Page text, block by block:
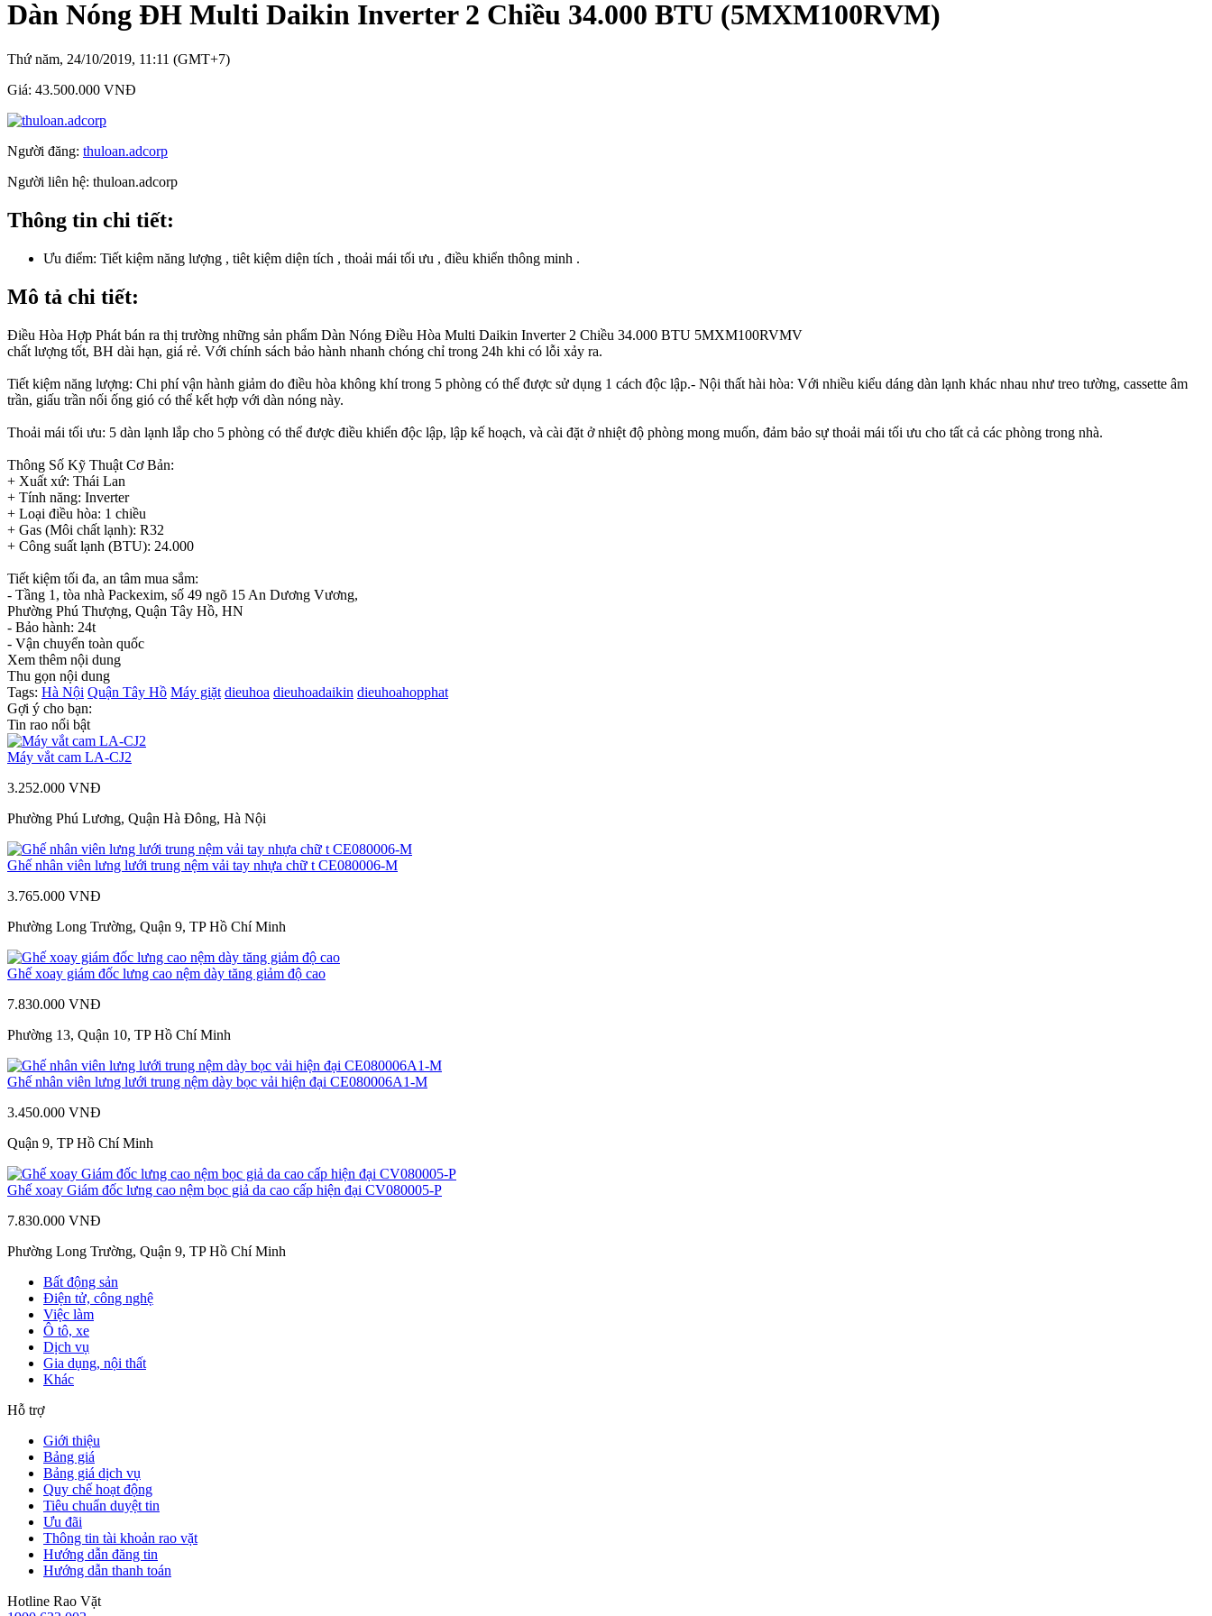
Dàn Nóng ĐH Multi Daikin Inverter 2 Chiều 34.000 BTU (5MXM100RVM)
Thứ năm, 24/10/2019, 11:11 (GMT+7)
Giá: 43.500.000 VNĐ
Người đăng: thuloan.adcorp
Người liên hệ: thuloan.adcorp
Thông tin chi tiết:
Ưu điểm: Tiết kiệm năng lượng , tiêt kiệm diện tích , thoải mái tối ưu , điều khiển thông minh .
Mô tả chi tiết:
Điều Hòa Hợp Phát bán ra thị trường những sản phẩm Dàn Nóng Điều Hòa Multi Daikin Inverter 2 Chiều 34.000 BTU 5MXM100RVMV
chất lượng tốt, BH dài hạn, giá rẻ. Với chính sách bảo hành nhanh chóng chỉ trong 24h khi có lỗi xảy ra.
Tiết kiệm năng lượng: Chi phí vận hành giảm do điều hòa không khí trong 5 phòng có thể được sử dụng 1 cách độc lập.- Nội thất hài hòa: Với nhiều kiểu dáng dàn lạnh khác nhau như treo tường, cassette âm
trần, giấu trần nối ống gió có thể kết hợp với dàn nóng này.
Thoải mái tối ưu: 5 dàn lạnh lắp cho 5 phòng có thể được điều khiển độc lập, lập kế hoạch, và cài đặt ở nhiệt độ phòng mong muốn, đảm bảo sự thoải mái tối ưu cho tất cả các phòng trong nhà.
Thông Số Kỹ Thuật Cơ Bản:
+ Xuất xứ: Thái Lan
+ Tính năng: Inverter
+ Loại điều hòa: 1 chiều
+ Gas (Môi chất lạnh): R32
+ Công suất lạnh (BTU): 24.000
Tiết kiệm tối đa, an tâm mua sắm:
- Tầng 1, tòa nhà Packexim, số 49 ngõ 15 An Dương Vương,
Phường Phú Thượng, Quận Tây Hồ, HN
- Bảo hành: 24t
- Vận chuyển toàn quốc
Xem thêm nội dung
Thu gọn nội dung
Tags: Hà Nội Quận Tây Hồ Máy giặt dieuhoa dieuhoadaikin dieuhoahopphat
Gợi ý cho bạn:
Tin rao nổi bật
Máy vắt cam LA-CJ2
3.252.000 VNĐ
Phường Phú Lương, Quận Hà Đông, Hà Nội
Ghế nhân viên lưng lưới trung nệm vải tay nhựa chữ t CE080006-M
3.765.000 VNĐ
Phường Long Trường, Quận 9, TP Hồ Chí Minh
Ghế xoay giám đốc lưng cao nệm dày tăng giảm độ cao
7.830.000 VNĐ
Phường 13, Quận 10, TP Hồ Chí Minh
Ghế nhân viên lưng lưới trung nệm dày bọc vải hiện đại CE080006A1-M
3.450.000 VNĐ
Quận 9, TP Hồ Chí Minh
Ghế xoay Giám đốc lưng cao nệm bọc giả da cao cấp hiện đại CV080005-P
7.830.000 VNĐ
Phường Long Trường, Quận 9, TP Hồ Chí Minh
Bất động sản
Điện tử, công nghệ
Việc làm
Ô tô, xe
Dịch vụ
Gia dụng, nội thất
Khác
Hỗ trợ
Giới thiệu
Bảng giá
Bảng giá dịch vụ
Quy chế hoạt động
Tiêu chuẩn duyệt tin
Ưu đãi
Thông tin tài khoản rao vặt
Hướng dẫn đăng tin
Hướng dẫn thanh toán
Hotline Rao Vặt